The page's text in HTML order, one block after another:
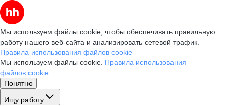
Мы используем файлы cookie, чтобы обеспечивать правильную
работу нашего веб-сайта и анализировать сетевой трафик.
Правила использования файлов cookie
Мы используем файлы cookie. Правила использования
файлов cookie
Понятно
Ищу работу